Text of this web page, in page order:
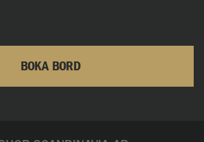
BOKA BORD